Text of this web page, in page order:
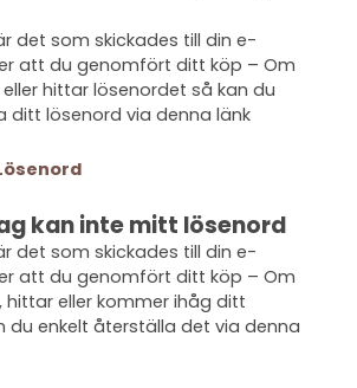
det som skickades till din e-
att du genomfört ditt köp – Om
hittar lösenordet så kan du
ditt lösenord via denna länk
kan inte mitt lösenord
det som skickades till din e-
att du genomfört ditt köp – Om
eller kommer ihåg ditt
du enkelt återställa det via denna